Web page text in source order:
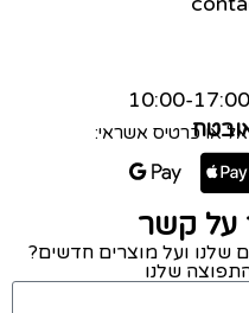
או כרטיס אשראי:
על קשר
שלנו ועל מוצרים חדשים?
שלנו